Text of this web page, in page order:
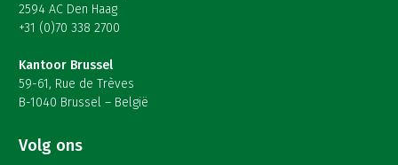
2594 AC Den Haag
+31 (0)70 338 2700
Kantoor Brussel
59-61, Rue de Trèves
B-1040 Brussel – België
Volg ons